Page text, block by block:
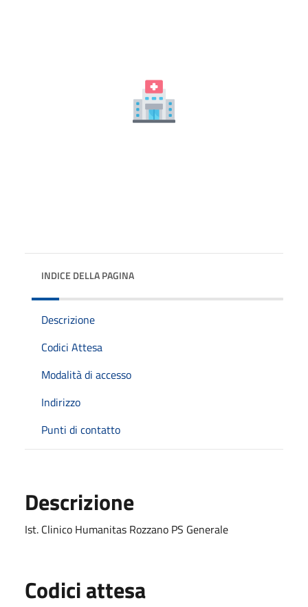
INDICE DELLA PAGINA
Descrizione
Codici Attesa
Modalità di accesso
Indirizzo
Punti di contatto
Descrizione
Ist. Clinico Humanitas Rozzano PS Generale
Codici attesa